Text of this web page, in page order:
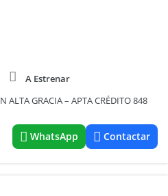
A Estrenar
ALTA GRACIA – APTA CRÉDITO 848
WhatsApp Contactar